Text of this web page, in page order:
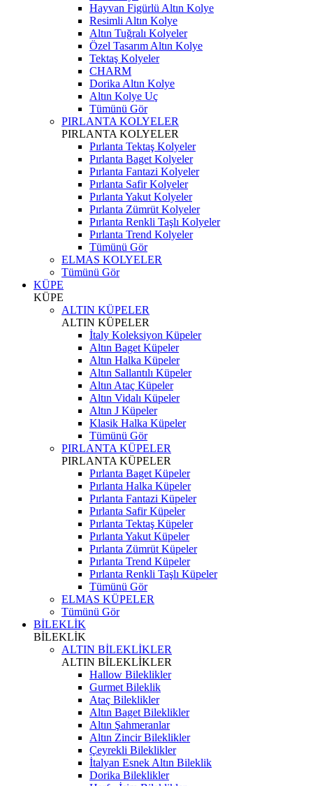
Hayvan Figürlü Altın Kolye
Resimli Altın Kolye
Altın Tuğralı Kolyeler
Özel Tasarım Altın Kolye
Tektaş Kolyeler
CHARM
Dorika Altın Kolye
Altın Kolye Uç
Tümünü Gör
PIRLANTA KOLYELER
PIRLANTA KOLYELER
Pırlanta Tektaş Kolyeler
Pırlanta Baget Kolyeler
Pırlanta Fantazi Kolyeler
Pırlanta Safir Kolyeler
Pırlanta Yakut Kolyeler
Pırlanta Zümrüt Kolyeler
Pırlanta Renkli Taşlı Kolyeler
Pırlanta Trend Kolyeler
Tümünü Gör
ELMAS KOLYELER
Tümünü Gör
KÜPE
KÜPE
ALTIN KÜPELER
ALTIN KÜPELER
İtaly Koleksiyon Küpeler
Altın Baget Küpeler
Altın Halka Küpeler
Altın Sallantılı Küpeler
Altın Ataç Küpeler
Altın Vidalı Küpeler
Altın J Küpeler
Klasik Halka Küpeler
Tümünü Gör
PIRLANTA KÜPELER
PIRLANTA KÜPELER
Pırlanta Baget Küpeler
Pırlanta Halka Küpeler
Pırlanta Fantazi Küpeler
Pırlanta Safir Küpeler
Pırlanta Tektaş Küpeler
Pırlanta Yakut Küpeler
Pırlanta Zümrüt Küpeler
Pırlanta Trend Küpeler
Pırlanta Renkli Taşlı Küpeler
Tümünü Gör
ELMAS KÜPELER
Tümünü Gör
BİLEKLİK
BİLEKLİK
ALTIN BİLEKLİKLER
ALTIN BİLEKLİKLER
Hallow Bileklikler
Gurmet Bileklik
Ataç Bileklikler
Altın Baget Bileklikler
Altın Şahmeranlar
Altın Zincir Bileklikler
Çeyrekli Bileklikler
İtalyan Esnek Altın Bileklik
Dorika Bileklikler